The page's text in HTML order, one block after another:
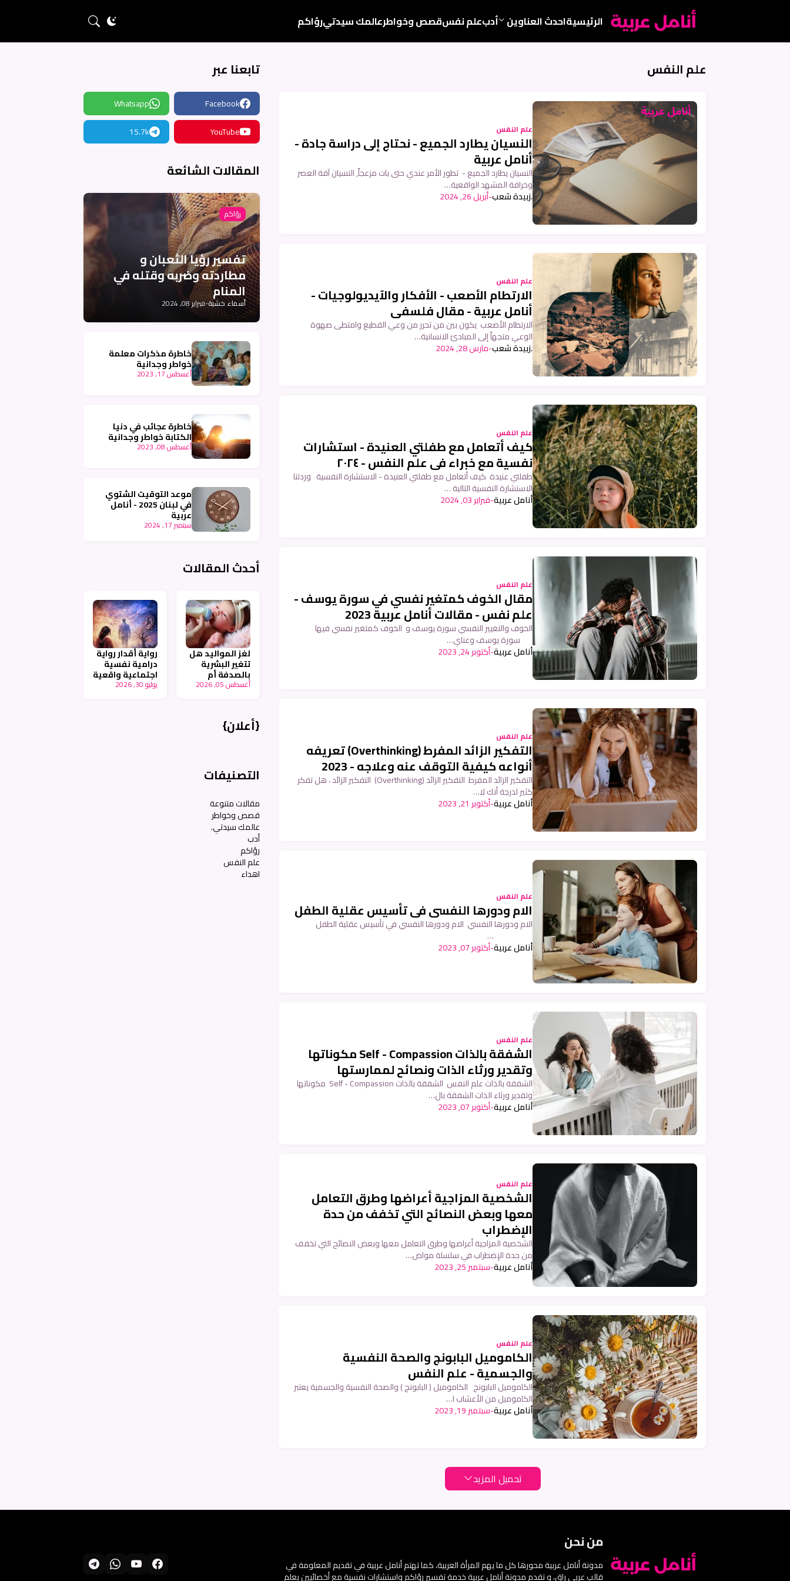
الرئيسيةاحدث العناوين أدبعلم نفسقصص وخواطرعالمك سيدتيرؤاكم
علم النفس
علم النفس
النسيان يطارد الجميع - نحتاج إلى دراسة جادة -
أنامل عربية
النسيان يطارد الجميع - تطور الأمر عندي حتى بات مزعجاً, النسيان آفة العصر
وخرافة المشهد الواقعية…
.زبيدة شعب-أبريل 26, 2024
علم النفس
الارتطام الأصعب - الأفكار والآيديولوجيات -
أنامل عربية - مقال فلسفي
الارتطام الأصعب يكون بين من تحرر من وعي القطيع وامتطى صهوة
الوعي متجهاً إلى المبادئ الانسانية…
.زبيدة شعب-مارس 28, 2024
علم النفس
كيف أتعامل مع طفلتي العنيدة - استشارات
نفسية مع خبراء في علم النفس - ٢٠٢٤
طفلتي عنيدة كيف أتعامل مع طفلتي العنيدة - الاستشارة النفسية وردتنا
الاستشارة النفسية التالية …
أنامل عربية-فبراير 03, 2024
علم النفس
مقال الخوف كمتغير نفسي في سورة يوسف -
علم نفس - مقالات أنامل عربية 2023
الخوف والتغيير النفسي سورة يوسف و الخوف كمتغير نفسي فيها
سورة يوسف وعناي…
أنامل عربية-أكتوبر 24, 2023
علم النفس
التفكير الزائد المفرط (Overthinking) تعريفه
أنواعه كيفية التوقف عنه وعلاجه - 2023
التفكير الزائد المفرط التفكير الزائد (Overthinking) التفكير الزائد ، هل تفكر
كثير لدرجة أنك لا…
أنامل عربية-أكتوبر 21, 2023
علم النفس
الام ودورها النفسي في تأسيس عقلية الطفل
الام ودورها النفسي الام ودورها النفسي في تأسيس عقلية الطفل
…
أنامل عربية-أكتوبر 07, 2023
علم النفس
الشفقة بالذات Self - Compassion مكوناتها
وتقدير ورثاء الذات ونصائح لممارستها
الشفقة بالذات علم النفس الشفقة بالذات Self - Compassion مكوناتها
وتقدير ورثاء الذات الشفقة بال…
أنامل عربية-أكتوبر 07, 2023
علم النفس
الشخصية المزاجية أعراضها وطرق التعامل
معها وبعض النصائح التي تخفف من حدة
الإضطراب
الشخصية المزاجية أعراضها وطرق التعامل معها وبعض النصائح التي تخفف
من حدة الإضطراب في سلسلة مواض…
أنامل عربية-سبتمبر 25, 2023
علم النفس
الكاموميل البابونج والصحة النفسية
والجسمية - علم النفس
الكاموميل البابونج الكاموميل ( البابونج ) والصحة النفسية والجسمية يعتبر
الكاموميل من الأعشاب ا…
أنامل عربية-سبتمبر 19, 2023
تحميل المزيد
تابعنا عبر
Facebook
Whatsapp
YouTube
15.7k
المقالات الشائعة
رؤاكم
تفسير رؤيا الثعبان و
مطاردته وضربه وقتله في
المنام
أسماء خشبة-فبراير 08, 2024
خاطرة مذكرات معلمة
خواطر وجدانية
أغسطس 17, 2023
خاطرة عجائب في دنيا
الكتابة خواطر وجدانية
أغسطس 08, 2023
موعد التوقيت الشتوي
في لبنان 2025 - أنامل
عربية
سبتمبر 17, 2024
أحدث المقالات
لغز المواليد هل
تتغير البشرية
بالصدفة أم
بالتخطيط -
أغسطس 05, 2026
رواية أقدار رواية
درامية نفسية
اجتماعية واقعية
جزء ٩ - أنامل يوليو 30, 2026
{أعلان}
التصنيفات
مقالات متنوعة
قصص وخواطر
عالمك سيدتي.
أدب
رؤاكم
علم النفس
اهداء
من نحن
مدونة أنامل عربية محورها كل ما يهم المرأة العربية، كما تهتم أنامل عربية في تقديم المعلومة في
قالب عربي راقِ، و تقدم مدونة أنامل عربية خدمة تفسير رؤاكم واستشارات نفسية مع أخصائيين بعلم